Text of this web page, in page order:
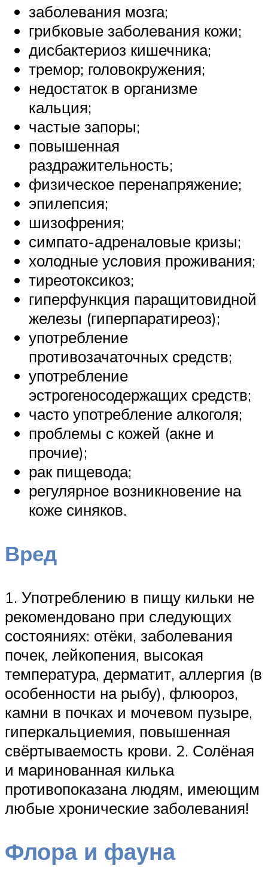
заболевания мозга;
грибковые заболевания кожи;
дисбактериоз кишечника;
тремор; головокружения;
недостаток в организме
кальция;
частые запоры;
повышенная
раздражительность;
физическое перенапряжение;
эпилепсия;
шизофрения;
симпато-адреналовые кризы;
холодные условия проживания;
тиреотоксикоз;
гиперфункция паращитовидной
железы (гиперпаратиреоз);
употребление
противозачаточных средств;
употребление
эстрогеносодержащих средств;
часто употребление алкоголя;
проблемы с кожей (акне и
прочие);
рак пищевода;
регулярное возникновение на
коже синяков.
Вред
1. Употреблению в пищу кильки не
рекомендовано при следующих
состояниях: отёки, заболевания
почек, лейкопения, высокая
температура, дерматит, аллергия (в
особенности на рыбу), флюороз,
камни в почках и мочевом пузыре,
гиперкальциемия, повышенная
свёртываемость крови. 2. Солёная
и маринованная килька
противопоказана людям, имеющим
любые хронические заболевания!
Флора и фауна